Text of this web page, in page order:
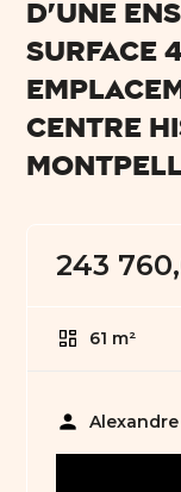
D'UNE
SURFACE
CENTRE
243
61 m²
person Alexandre